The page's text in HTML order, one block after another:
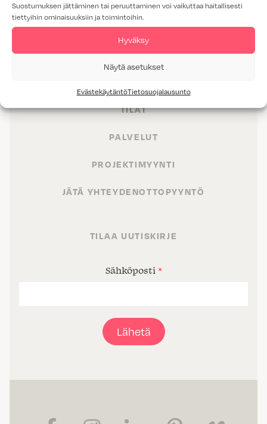
Suostumuksen jättäminen tai peruuttaminen voi vaikuttaa haitallisesti
tiettyihin ominaisuuksiin ja toimintoihin.
Hyväksy
Näytä asetukset
EvästekäytäntöTietosuojalausunto
TILAT
PALVELUT
PROJEKTIMYYNTI
JÄTÄ YHTEYDENOTTOPYYNTÖ
TILAA UUTISKIRJE
Sähköposti *
Lähetä